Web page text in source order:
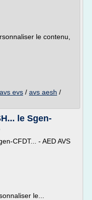
le contenu,
evs / avs aesh /
le Sgen-
CFDT... - AED AVS
le...